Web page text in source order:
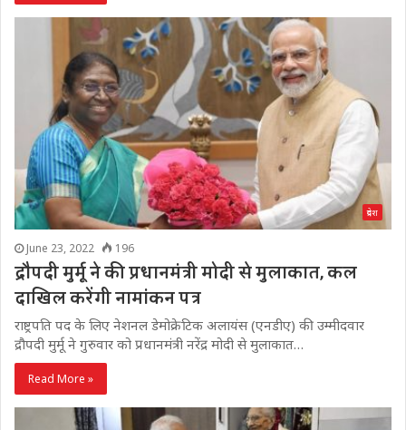
प्रदेश
June 23, 2022 196
द्रौपदी मुर्मू ने की प्रधानमंत्री मोदी से मुलाकात, कल
दाखिल करेंगी नामांकन पत्र
राष्ट्रपति पद के लिए नेशनल डेमोक्रेटिक अलायंस (एनडीए) की उम्मीदवार
द्रौपदी मुर्मू ने गुरुवार को प्रधानमंत्री नरेंद्र मोदी से मुलाकात…
Read More »